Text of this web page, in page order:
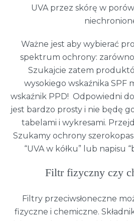
UVA przez skórę w
Ważne jest aby wybierać
spektrum ochrony: zarówno
Szukajcie zatem
wysokiego wskaźnika SPF
wskaźnik PPD! Odpowiedni
jest bardzo prosty i nie będę
tabelami i wykresami.
Szukamy ochrony
“UVA w kółku” lub napisu
Filtr fizyczny czy
Filtry przeciwsłoneczne
fizyczne i chemiczne.